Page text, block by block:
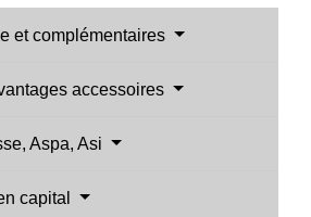
et complémentaires
accessoires
Aspa, Asi
capital